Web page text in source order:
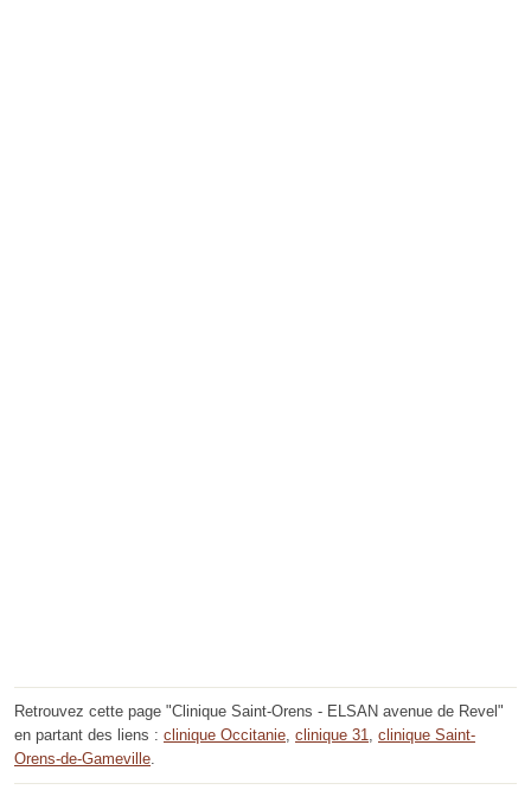
Retrouvez cette page "Clinique Saint-Orens - ELSAN avenue de Revel"
en partant des liens : clinique Occitanie clinique 31
clinique Saint-
Orens-de-Gameville